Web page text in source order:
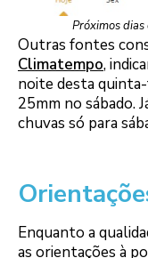
Próximos dias
Outras fontes
Climatempo,
noite desta
25mm no sábado.
chuvas só para
Enquanto a
as orientações à